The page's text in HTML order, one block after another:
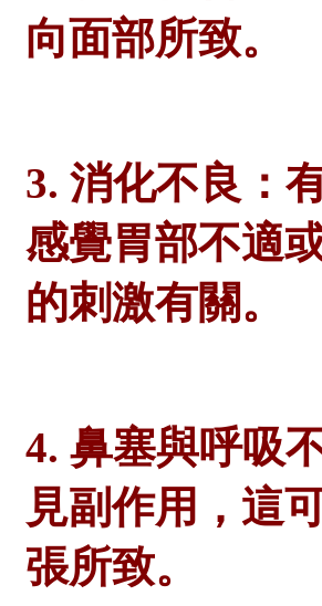
向面部所致。
3. 消化不良：
感覺胃部不適
的刺激有關。
4. 鼻塞與呼吸
見副作用，這
張所致。